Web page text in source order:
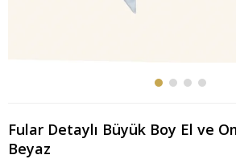
Fular Detaylı Büyük Boy El ve
Beyaz